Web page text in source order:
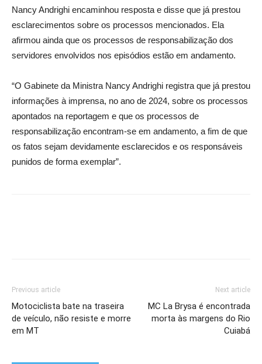
Nancy Andrighi encaminhou resposta e disse que já prestou
esclarecimentos sobre os processos mencionados. Ela
afirmou ainda que os processos de responsabilização dos
servidores envolvidos nos episódios estão em andamento.
“O Gabinete da Ministra Nancy Andrighi registra que já prestou
informações à imprensa, no ano de 2024, sobre os processos
apontados na reportagem e que os processos de
responsabilização encontram-se em andamento, a fim de que
os fatos sejam devidamente esclarecidos e os responsáveis
punidos de forma exemplar”.
Previous article
Motociclista bate na traseira
de veículo, não resiste e morre
em MT
Next article
MC La Brysa é encontrada
morta às margens do Rio
Cuiabá